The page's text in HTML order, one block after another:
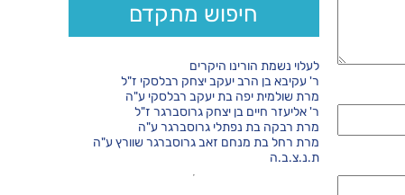
חיפוש מתקדם
לעלוי נשמת הורינו היקרים
ר' עקיבא בן הרב יעקב יצחק רבלסקי ז"ל
מרת שולמית יפה בת יעקב רבלסקי ע"ה
ר' אליעזר חיים בן יצחק גרוסברגר ז"ל
מרת רבקה בת נפתלי גרוסברגר ע"ה
מרת רחל בת מנחם זאב גרוסברגר שוורץ ע"ה
ת.נ.צ.ב.ה